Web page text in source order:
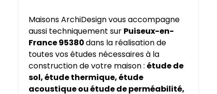
Maisons ArchiDesign vous accompagne
aussi techniquement sur Puiseux-en-
France 95380dans la réalisation de
toutes vos études nécessaires à la
construction de votre maison : étude de
sol, étude thermique, étude
acoustique ou étude de perméabilité,